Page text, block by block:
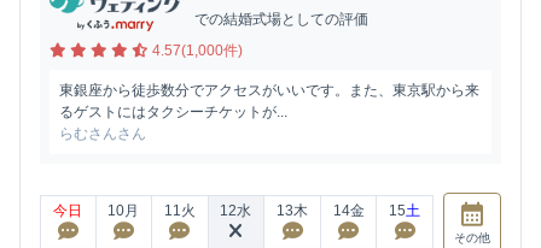
での結婚式場としての評価
4.57(1,000件)
東銀座から徒歩数分でアクセスがいいです。また、東京駅から来
るゲストにはタクシーチケットが...
らむさんさん
今日 10月 11火 12水 13木 14金 15土
その他